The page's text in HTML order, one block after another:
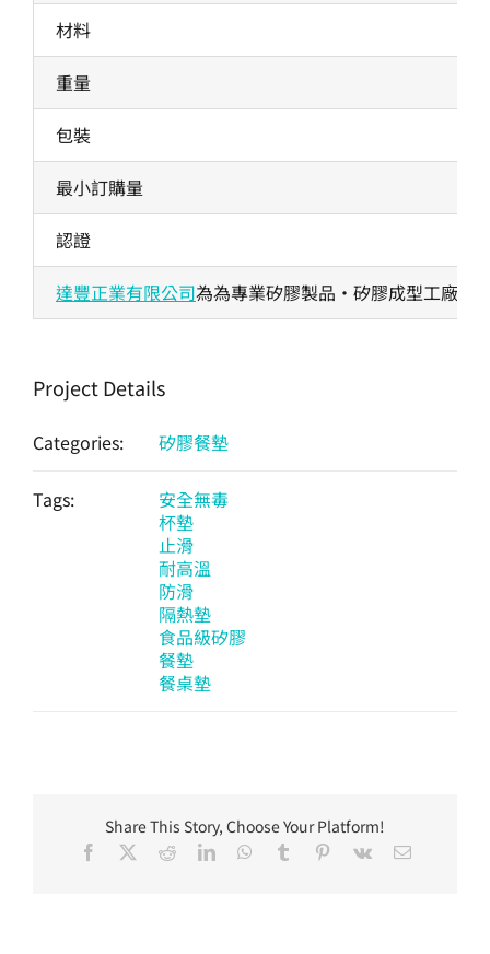
材料
重量
包裝
最小訂購量
認證
達豐正業有限公司為為專業矽膠製品・矽膠成型工廠，
Project Details
Categories: 矽膠餐墊
Tags:
安全無毒
杯墊
止滑
耐高溫
防滑
隔熱墊
食品級矽膠
餐墊
餐桌墊
Share This Story, Choose Your Platform!
Facebook RedditLinkedInWhatsApp
Tumblr Pinterest
Vk Email: